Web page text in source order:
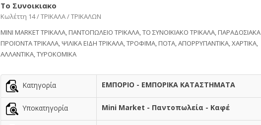
Το Συνοικιακο
Κωλέττη 14 / ΤΡΙΚΑΛΑ / ΤΡΙΚΑΛΩΝ
MINI MARKET ΤΡΙΚΑΛΑ, ΠΑΝΤΟΠΩΛΕΙΟ ΤΡΙΚΑΛΑ, ΤΟ ΣΥΝΟΙΚΙΑΚΟ ΤΡΙΚΑΛΑ, ΠΑΡΑΔΟΣΙΑΚΑ
ΠΡΟΪΟΝΤΑ ΤΡΙΚΑΛΑ, ΨΙΛΙΚΑ ΕΙΔΗ ΤΡΙΚΑΛΑ, ΤΡΟΦΙΜΑ, ΠΟΤΑ, ΑΠΟΡΡΥΠΑΝΤΙΚΑ, ΧΑΡΤΙΚΑ,
ΑΛΛΑΝΤΙΚΑ, ΤΥΡΟΚΟΜΙΚΑ
Κατηγορία ΕΜΠΟΡΙΟ - ΕΜΠΟΡΙΚΑ ΚΑΤΑΣΤΗΜΑΤΑ
Υποκατηγορία Mini Market - Παντοπωλεία - Καφέ